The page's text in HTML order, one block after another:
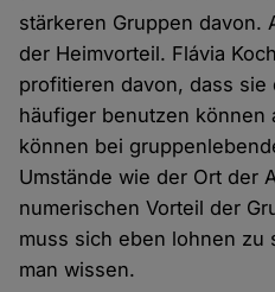
stärkeren Gruppen davon.
der Heimvorteil. Flávia
profitieren davon, dass sie
häufiger benutzen können
können bei
Umstände wie der Ort der
numerischen Vorteil der
muss sich eben lohnen zu
man wissen.